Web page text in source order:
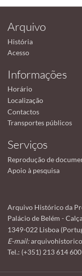
Arquivo
História
Acesso
Informações
Horário
Localização
Contactos
Transportes públicos
Serviços
Reprodução de
Apoio à pesquisa
Arquivo Histórico da
Palácio de Belém -
1349-022 Lisboa
E-mail:
Tel.: (+351) 213 614 600